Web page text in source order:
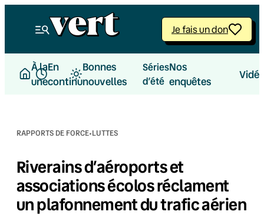
Je fais un don
À la
une
En
continu
Bonnes
nouvelles
Séries
d’été
Nos
enquêtes
RAPPORTS DE FORCE·LUTTES
Riverains d’aéroports et
associations écolos réclament
un plafonnement du trafic aérien